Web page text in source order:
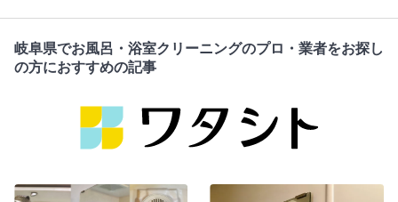
岐阜県でお風呂・浴室クリーニングのプロ・業者をお探し
の方におすすめの記事